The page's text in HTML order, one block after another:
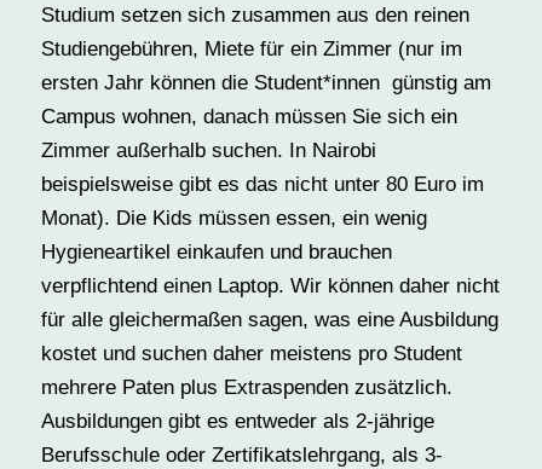
Studium setzen sich zusammen aus den reinen
Studiengebühren, Miete für ein Zimmer (nur im
ersten Jahr können die Student*innen günstig am
Campus wohnen, danach müssen Sie sich ein
Zimmer außerhalb suchen. In Nairobi
beispielsweise gibt es das nicht unter 80 Euro im
Monat). Die Kids müssen essen, ein wenig
Hygieneartikel einkaufen und brauchen
verpflichtend einen Laptop. Wir können daher nicht
für alle gleichermaßen sagen, was eine Ausbildung
kostet und suchen daher meistens pro Student
mehrere Paten plus Extraspenden zusätzlich.
Ausbildungen gibt es entweder als 2-jährige
Berufsschule oder Zertifikatslehrgang, als 3-